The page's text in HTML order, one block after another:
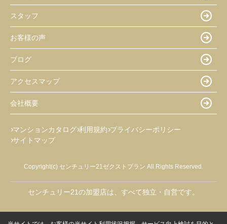
スタッフ
お客様の声
ブログ
アクセスマップ
会社概要
マンションカタログ 利用規約 プライバシーポリシー
サイトマップ
Copyright(c) センチュリー21ゼクストプラン All Rights Reserved.
センチュリー21の加盟店は、すべて独立・自営です。